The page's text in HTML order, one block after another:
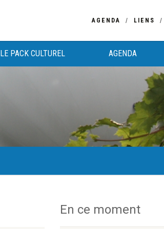
AGENDA LIENS
LE PACK CULTUREL AGENDA
En ce moment